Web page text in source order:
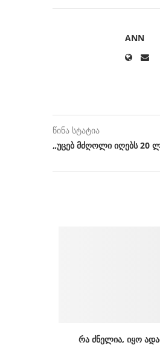
ANN
წინა სტატია
„უცებ მძღოლი იღებს 20
რა ძნელია, იყო